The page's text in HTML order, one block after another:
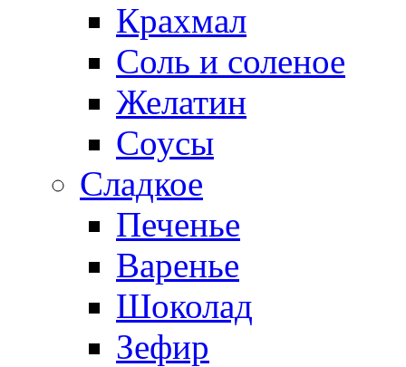
Крахмал
Соль и соленое
Желатин
Соусы
Сладкое
Печенье
Варенье
Шоколад
Зефир